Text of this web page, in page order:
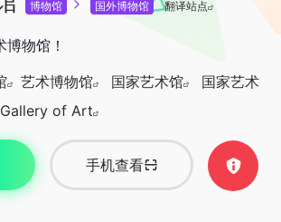
博物馆 国外博物馆 翻译站点
物馆！
艺术博物馆 国家艺术馆
国家艺术
of Art
手机查看